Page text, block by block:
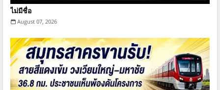
ไม่มีชื่อ
August 07, 2026